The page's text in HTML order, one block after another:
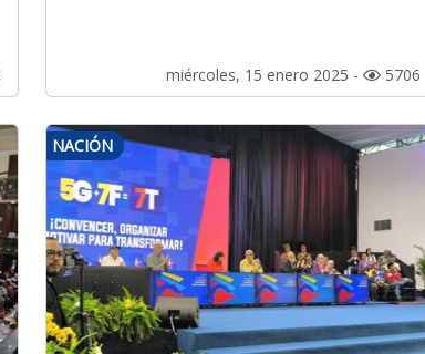
miércoles, 15 enero 2025 - 5706
NACIÓN